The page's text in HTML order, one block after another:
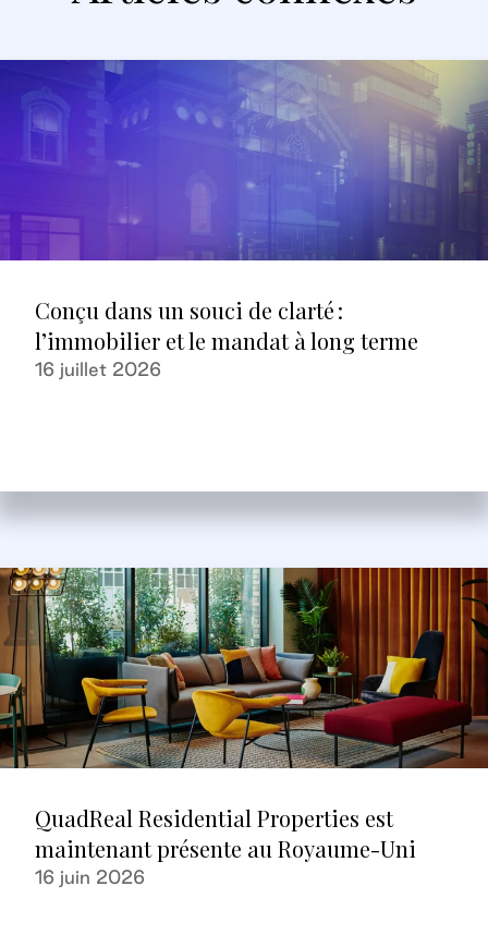
Conçu dans un souci de clarté :
l’immobilier et le mandat à long terme
16 juillet 2026
QuadReal Residential Properties est
maintenant présente au Royaume-Uni
16 juin 2026